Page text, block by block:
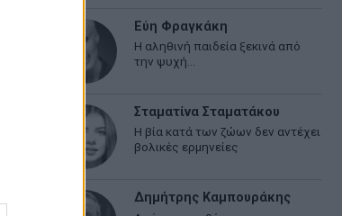
Εύη Φραγκάκη
Η αληθινή παιδεία ξεκινά από
την ψυχή…
Σταματίνα Σταματάκου
Η βία κατά των ζώων δεν αντέχει
βολικές ερμηνείες
Δημήτρης Καμπουράκης